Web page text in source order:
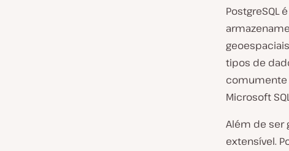
PostgreSQL
tipos de
comumente
Microsoft
Além de ser
extensível.